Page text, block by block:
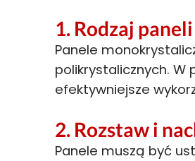
1. Rodzaj
Panele
polikrystalicznych. W
efektywniejsze
2. Rozstaw i
Panele muszą być